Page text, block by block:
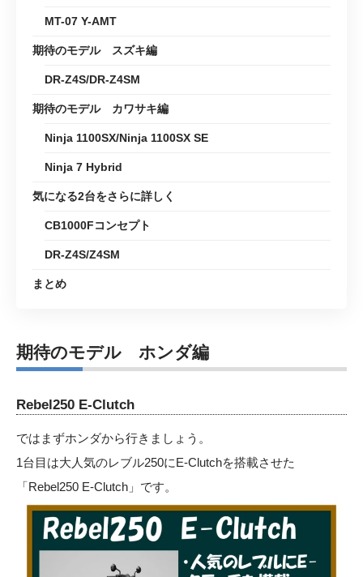
MT-07 Y-AMT
期待のモデル スズキ編
DR-Z4S/DR-Z4SM
期待のモデル カワサキ編
Ninja 1100SX/Ninja 1100SX SE
Ninja 7 Hybrid
気になる2台をさらに詳しく
CB1000Fコンセプト
DR-Z4S/Z4SM
まとめ
期待のモデル ホンダ編
Rebel250 E-Clutch
ではまずホンダから行きましょう。
1台目は大人気のレブル250にE-Clutchを搭載させた
「Rebel250 E-Clutch」です。